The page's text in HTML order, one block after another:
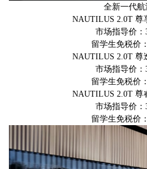
全新一代航
NAUTILUS 2.0T 尊
市场指导价：
留学生免税价
NAUTILUS 2.0T 尊
市场指导价：
留学生免税价
NAUTILUS 2.0T 尊
市场指导价：
留学生免税价